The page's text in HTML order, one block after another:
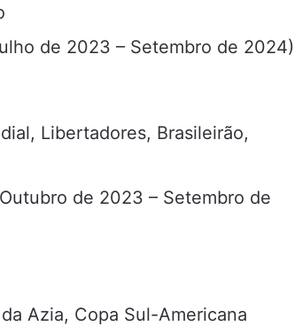
de 2023 – Setembro de 2024)
Libertadores, Brasileirão,
de 2023 – Setembro de
Azia, Copa Sul-Americana